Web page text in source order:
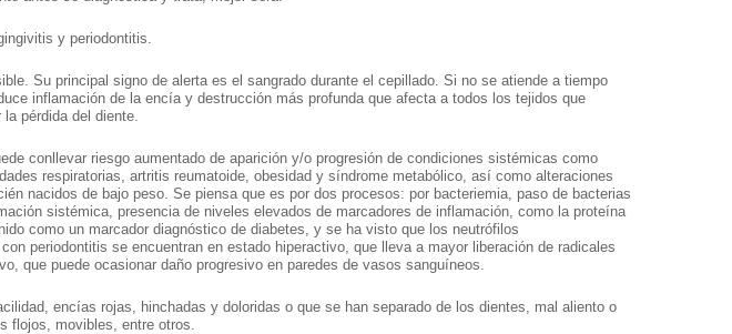
y periodontitis.
Su principal signo de alerta es el sangrado durante el cepillado. Si no se atiende a tiempo
inflamación de la encía y destrucción más profunda que afecta a todos los tejidos que
pérdida del diente.
conllevar riesgo aumentado de aparición y/o progresión de condiciones sistémicas como
respiratorias, artritis reumatoide, obesidad y síndrome metabólico, así como alteraciones
nacidos de bajo peso. Se piensa que es por dos procesos: por bacteriemia, paso de bacterias
sistémica, presencia de niveles elevados de marcadores de inflamación, como la proteína
como un marcador diagnóstico de diabetes, y se ha visto que los neutrófilos
periodontitis se encuentran en estado hiperactivo, que lleva a mayor liberación de radicales
que puede ocasionar daño progresivo en paredes de vasos sanguíneos.
encías rojas, hinchadas y doloridas o que se han separado de los dientes, mal aliento o
flojos, movibles, entre otros.